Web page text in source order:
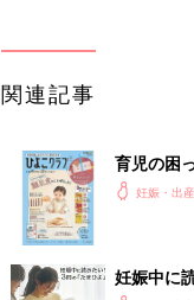
関連記事
育児の困
『ひよこ
妊娠・出産
妊娠中に